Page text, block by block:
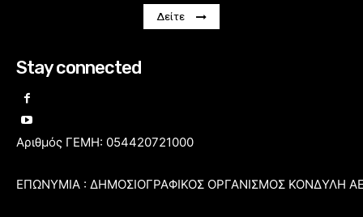
Δείτε
Stay connected
Αριθμός ΓΕΜΗ: 054420721000
ΕΠΩΝΥΜΙΑ : ΔΗΜΟΣΙΟΓΡΑΦΙΚΟΣ ΟΡΓΑΝΙΣΜΟΣ ΚΟΝΔΥΛΗ